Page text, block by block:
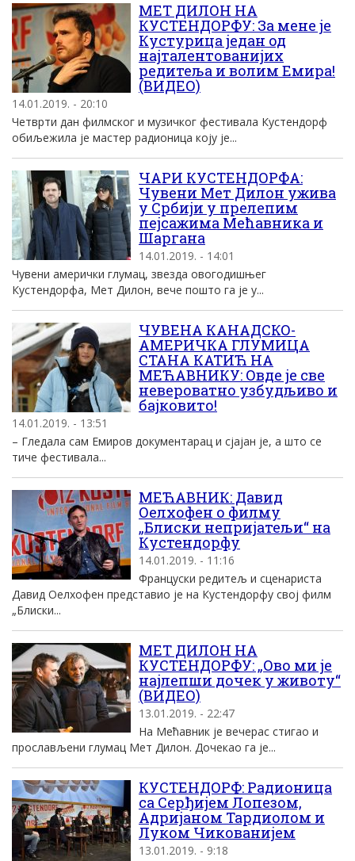
МЕТ ДИЛОН НА
КУСТЕНДОРФУ: За мене је
Кустурица један од
најталентованијих
редитеља и волим Емира!
(ВИДЕО)
14.01.2019. - 20:10
Четврти дан филмског и музичког фестивала Кустендорф
обиљежила је мастер радионица коју је...
ЧАРИ КУСТЕНДОРФА:
Чувени Мет Дилон ужива
у Србији у прелепим
пејсажима Мећавника и
Шаргана
14.01.2019. - 14:01
Чувени амерички глумац, звезда овогодишњег
Кустендорфа, Мет Дилон, вече пошто га је у...
ЧУВЕНА КАНАДСКО-
АМЕРИЧКА ГЛУМИЦА
СТАНА КАТИЋ НА
МЕЋАВНИКУ: Овде је све
невероватно узбудљиво и
бајковито!
14.01.2019. - 13:51
– Гледала сам Емиров документарац и сјајан је, а што се
тиче фестивала...
МЕЋАВНИК: Давид
Оелхофен о филму
„Блиски непријатељи“ на
Кустендорфу
14.01.2019. - 11:16
Француски редитељ и сценариста
Давид Оелхофен представио је на Кустендорфу свој филм
„Блиски...
МЕТ ДИЛОН НА
КУСТЕНДОРФУ: „Ово ми је
најлепши дочек у животу“
(ВИДЕО)
13.01.2019. - 22:47
На Мећавник је вечерас стигао и
прослављени глумац Мет Дилон. Дочекао га је...
КУСТЕНДОРФ: Радионица
са Серђијем Лопезом,
Адријаном Тардиолом и
Луком Чикованијем
13.01.2019. - 9:18